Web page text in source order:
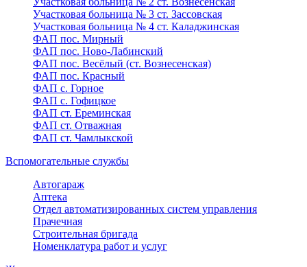
Участковая больница № 3 ст. Зассовская
Участковая больница № 4 ст. Каладжинская
ФАП пос. Мирный
ФАП пос. Ново-Лабинский
ФАП пос. Весёлый (ст. Вознесенская)
ФАП пос. Красный
ФАП с. Горное
ФАП с. Гофицкое
ФАП ст. Ереминская
ФАП ст. Отважная
ФАП ст. Чамлыкской
Вспомогательные службы
Автогараж
Аптека
Отдел автоматизированных систем управления
Прачечная
Строительная бригада
Номенклатура работ и услуг